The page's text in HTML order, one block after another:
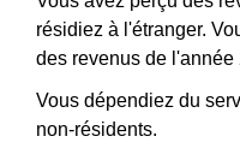
résidiez à l'étranger.
des revenus de l'année
Vous dépendiez du
non-résidents.